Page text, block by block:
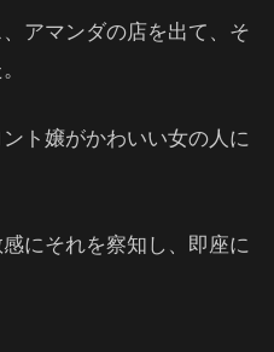
アマンダの店を出て、そ
ト嬢がかわいい女の人に
にそれを察知し、即座に